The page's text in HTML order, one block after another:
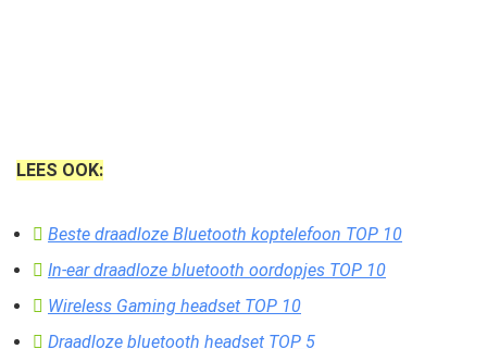
LEES OOK:
Beste draadloze Bluetooth koptelefoon TOP 10
In-ear draadloze bluetooth oordopjes TOP 10
Wireless Gaming headset TOP 10
Draadloze bluetooth headset TOP 5